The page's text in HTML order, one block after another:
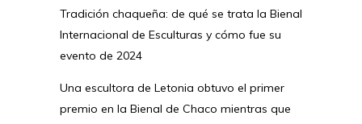
Tradición chaqueña: de qué se trata la Bienal
Internacional de Esculturas y cómo fue su
evento de 2024
Una escultora de Letonia obtuvo el primer
premio en la Bienal de Chaco mientras que